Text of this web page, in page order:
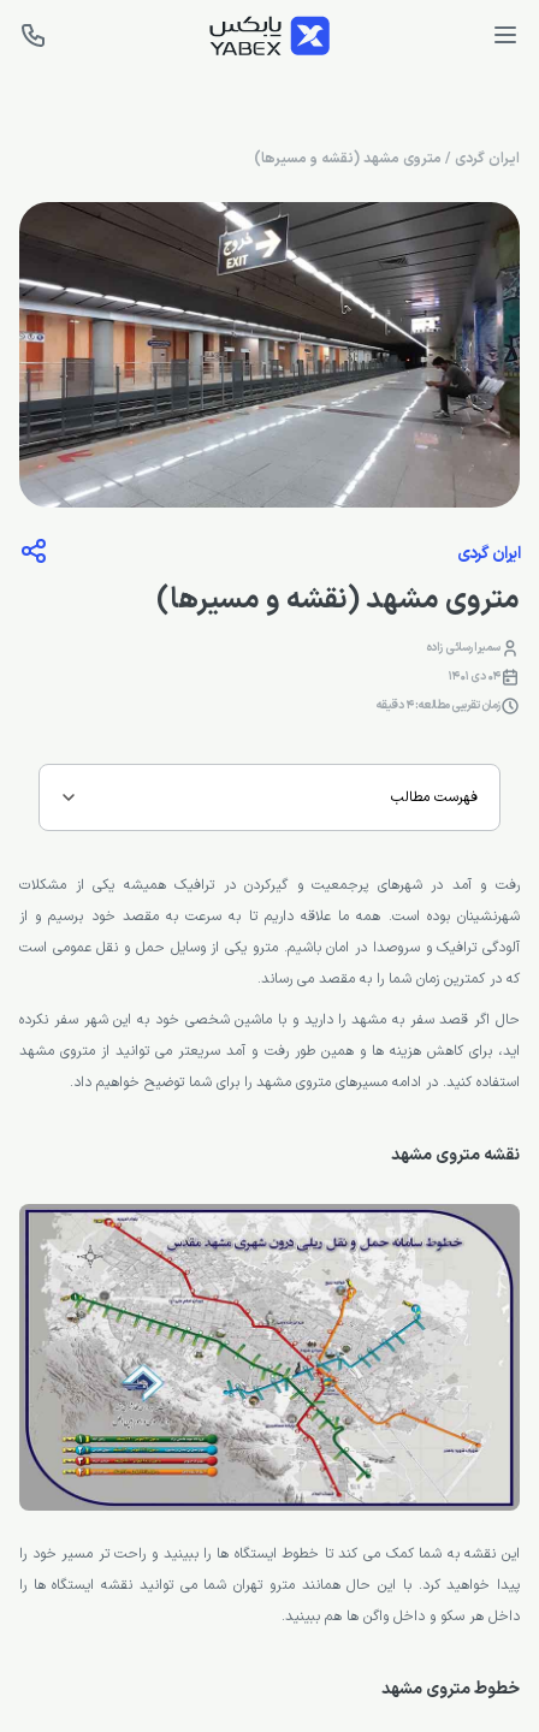
ایران گردی / متروی مشهد (نقشه و مسیرها)
ایران گردی
متروی مشهد (نقشه و مسیرها)
سمیرا رسائی زاده
04 دی 1401
زمان تقریبی مطالعه: 4 دقیقه
فهرست مطالب
رفت و آمد در شهرهای پرجمعیت و گیرکردن در ترافیک همیشه یکی از مشکلات
شهرنشینان بوده است. همه ما علاقه داریم تا به سرعت به مقصد خود برسیم و از
آلودگی ترافیک و سروصدا در امان باشیم. مترو یکی از وسایل حمل و نقل عمومی است
که در کمترین زمان شما را به مقصد می رساند.
حال اگر قصد سفر به مشهد را دارید و با ماشین شخصی خود به این شهر سفر نکرده
اید، برای کاهش هزینه ها و همین طور رفت و آمد سریعتر می توانید از متروی مشهد
استفاده کنید. در ادامه مسیرهای متروی مشهد را برای شما توضیح خواهیم داد.
نقشه متروی مشهد
این نقشه به شما کمک می کند تا خطوط ایستگاه ها را ببینید و راحت تر مسیر خود را
پیدا خواهید کرد. با این حال همانند مترو تهران شما می توانید نقشه ایستگاه ها را
داخل هر سکو و داخل واگن ها هم ببینید.
خطوط متروی مشهد